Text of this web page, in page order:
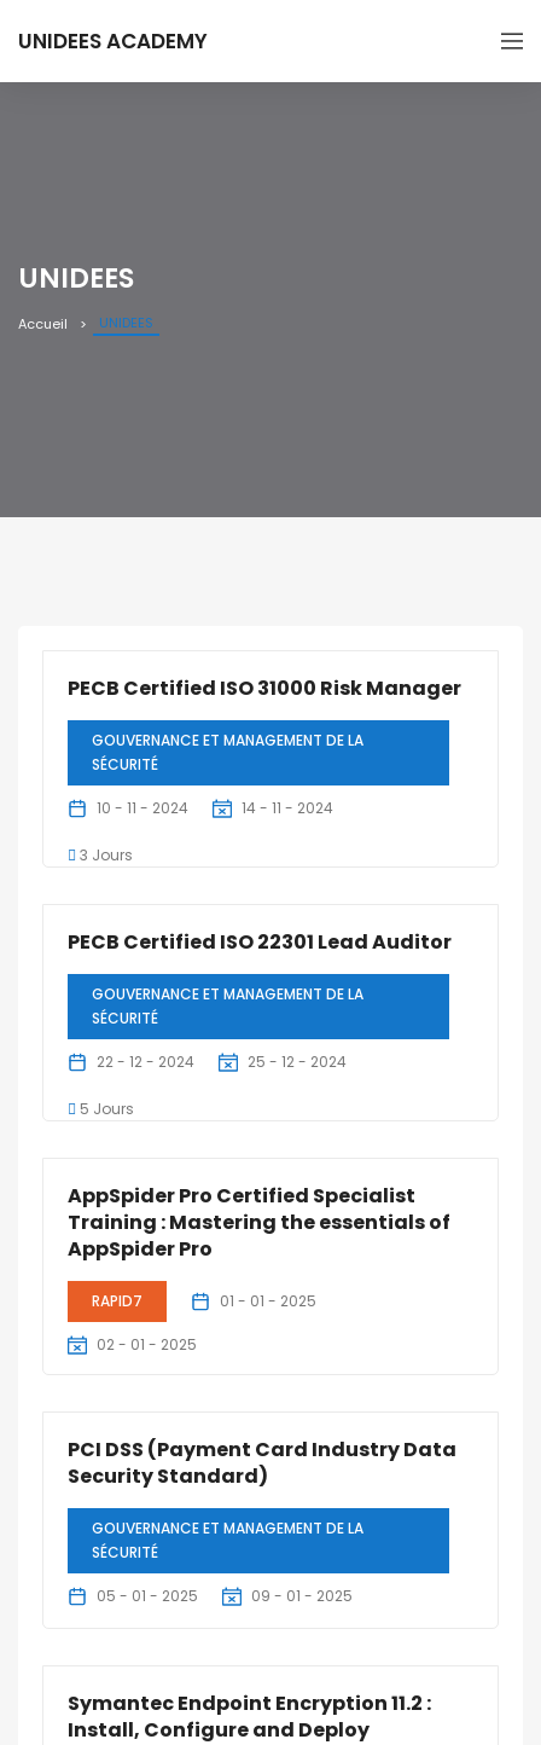
UNIDEES ACADEMY
UNIDEES
Accueil UNIDEES
PECB Certified ISO 31000 Risk Manager
GOUVERNANCE ET MANAGEMENT DE LA
SÉCURITÉ
10 - 11 - 2024 14 - 11 - 2024
3 Jours
PECB Certified ISO 22301 Lead Auditor
GOUVERNANCE ET MANAGEMENT DE LA
SÉCURITÉ
22 - 12 - 2024 25 - 12 - 2024
5 Jours
AppSpider Pro Certified Specialist
Training : Mastering the essentials of
AppSpider Pro
RAPID7 01 - 01 - 2025
02 - 01 - 2025
PCI DSS (Payment Card Industry Data
Security Standard)
GOUVERNANCE ET MANAGEMENT DE LA
SÉCURITÉ
05 - 01 - 2025 09 - 01 - 2025
Symantec Endpoint Encryption 11.2 :
Install, Configure and Deploy